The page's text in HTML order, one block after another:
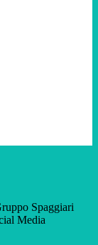
Spaggiari
Media